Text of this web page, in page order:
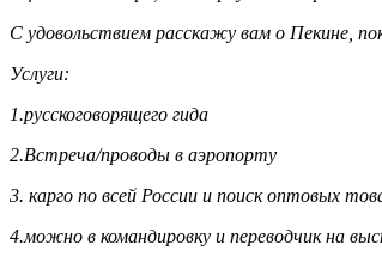
С удовольствием расскажу вам о Пекине,
Услуги:
1.русскоговорящего гида
2.Встреча/проводы в аэропорту
3. карго по всей России и поиск оптовых
4.можно в командировку и переводчик на